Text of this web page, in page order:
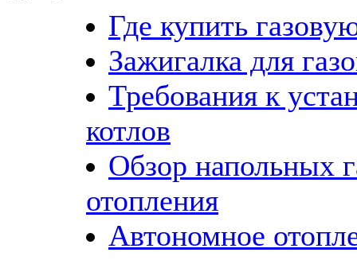
Где купить
Зажигалка для
Требования к
котлов
Обзор напольных
отопления
Автономное